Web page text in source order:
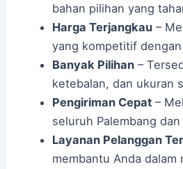
bahan pilihan yang
Harga Terjangkau–
yang kompetitif
Banyak Pilihan–
ketebalan, dan ukuran
Pengiriman Cepat–
seluruh Palembang
Layanan Pelanggan
membantu Anda dalam